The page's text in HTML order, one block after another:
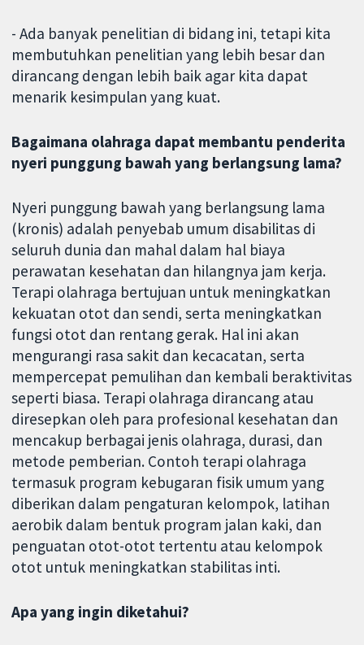
- Ada banyak penelitian di bidang ini, tetapi kita
membutuhkan penelitian yang lebih besar dan
dirancang dengan lebih baik agar kita dapat
menarik kesimpulan yang kuat.
Bagaimana olahraga dapat membantu penderita
nyeri punggung bawah yang berlangsung lama?
Nyeri punggung bawah yang berlangsung lama
(kronis) adalah penyebab umum disabilitas di
seluruh dunia dan mahal dalam hal biaya
perawatan kesehatan dan hilangnya jam kerja.
Terapi olahraga bertujuan untuk meningkatkan
kekuatan otot dan sendi, serta meningkatkan
fungsi otot dan rentang gerak. Hal ini akan
mengurangi rasa sakit dan kecacatan, serta
mempercepat pemulihan dan kembali beraktivitas
seperti biasa. Terapi olahraga dirancang atau
diresepkan oleh para profesional kesehatan dan
mencakup berbagai jenis olahraga, durasi, dan
metode pemberian. Contoh terapi olahraga
termasuk program kebugaran fisik umum yang
diberikan dalam pengaturan kelompok, latihan
aerobik dalam bentuk program jalan kaki, dan
penguatan otot-otot tertentu atau kelompok
otot untuk meningkatkan stabilitas inti.
Apa yang ingin diketahui?